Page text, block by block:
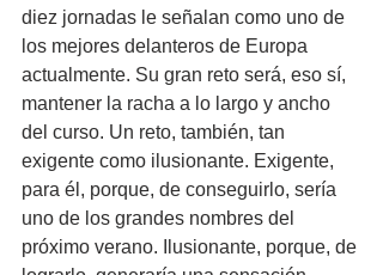
diez jornadas le señalan como uno de
los mejores delanteros de Europa
actualmente. Su gran reto será, eso sí,
mantener la racha a lo largo y ancho
del curso. Un reto, también, tan
exigente como ilusionante. Exigente,
para él, porque, de conseguirlo, sería
uno de los grandes nombres del
próximo verano. Ilusionante, porque, de